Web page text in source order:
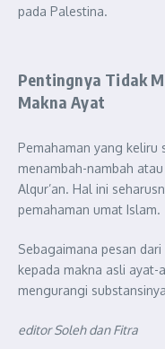
pada Palestina.
Pentingnya Tidak
Makna Ayat
Pemahaman yang keliru
menambah-nambah
Alqur’an. Hal ini
pemahaman umat Islam.
Sebagaimana pesan
kepada makna asli ayat-
mengurangi
editor Soleh dan Fitra